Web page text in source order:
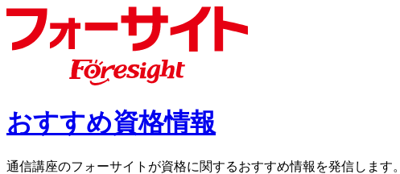
おすすめ資格情報
通信講座のフォーサイトが資格に関するおすすめ情報を発信します。